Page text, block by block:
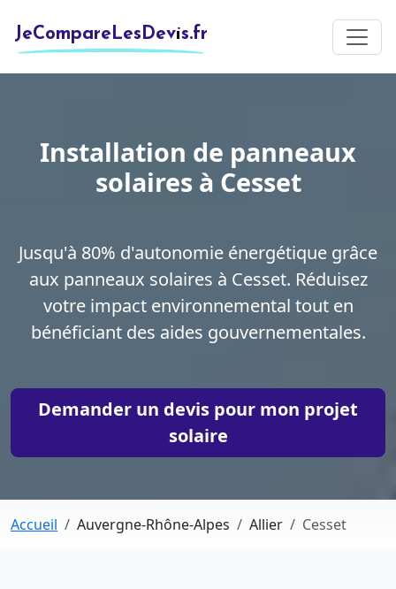
JeCompareLesDevis.fr
Installation de panneaux
solaires à Cesset
Jusqu'à 80% d'autonomie énergétique grâce
aux panneaux solaires à Cesset. Réduisez
votre impact environnemental tout en
bénéficiant des aides gouvernementales.
Demander un devis pour mon projet
solaire
Accueil Auvergne-Rhône-Alpes Allier Cesset